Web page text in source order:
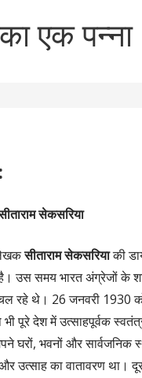
एक पन्ना
सेकसरिया
सीताराम सेकसरियाकी
उस समय भारत अंग्रेजों के
रहे थे। 26 जनवरी 1930
पूरे देश में उत्साहपूर्वक
घरों, भवनों और सार्वजनिक
उत्साह का वातावरण था।